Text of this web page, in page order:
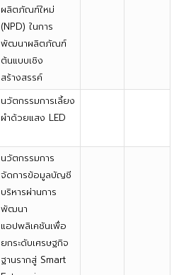
ผลิตภัณฑ์ใหม่
(NPD) ในการ
พัฒนาผลิตภัณฑ์
ต้นแบบเชิง
สร้างสรรค์
นวัตกรรมการเลี้ยง
ผำด้วยแสง LED
นวัตกรรมการ
จัดการข้อมูลบัญชี
บริหารผ่านการ
พัฒนา
แอปพลิเคชันเพื่อ
ยกระดับเศรษฐกิจ
ฐานรากสู่ Smart